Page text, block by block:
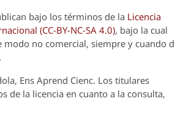
bajo los términos de la Licencia
(CC-BY-NC-SA 4.0), bajo la cual
no comercial, siempre y cuando
Ens Aprend Cienc. Los titulares
de la licencia en cuanto a la consulta,